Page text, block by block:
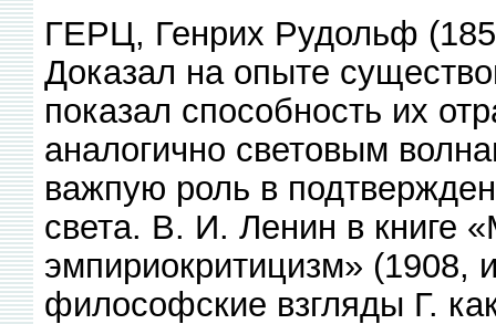
ГЕРЦ, Генрих Рудольф
Доказал на опыте
показал способность их
аналогично световым
важпую роль в
света. В. И. Ленин в книге
эмпириокритицизм» (1908,
философские взгляды Г.